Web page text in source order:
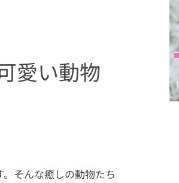
愛い動物
そんな癒しの動物たち